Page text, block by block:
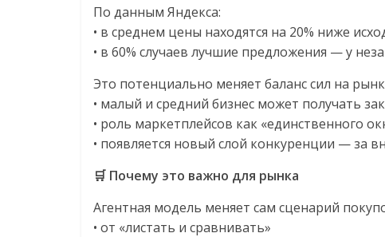
По данным Яндекса:
• в среднем цены находятся на 20% ниже
• в 60% случаев лучшие предложения — у
Это потенциально меняет баланс сил на
• малый и средний бизнес может получать
• роль маркетплейсов как «единственного
• появляется новый слой конкуренции — за
🛒 Почему это важно для рынка
Агентная модель меняет сам сценарий
• от «листать и сравнивать»